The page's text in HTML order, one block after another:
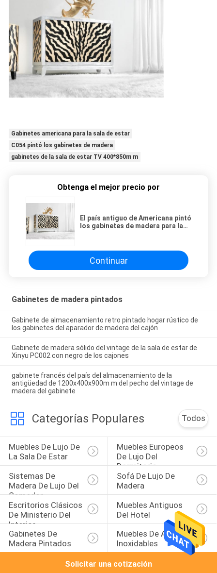
Gabinetes americana para la sala de estar
C054 pintó los gabinetes de madera
gabinetes de la sala de estar TV 400*850m m
Obtenga el mejor precio por
El país antiguo de Americana pintó
los gabinetes de madera para la
Continuar
Gabinetes de madera pintados
Gabinete de almacenamiento retro pintado hogar rústico de
los gabinetes del aparador de madera del cajón
Gabinete de madera sólido del vintage de la sala de estar de
Xinyu PC002 con negro de los cajones
gabinete francés del país del almacenamiento de la
antigüedad de 1200x400x900m m del pecho del vintage de
madera del gabinete
Categorías Populares Todos
Muebles De Lujo De
La Sala De Estar
Muebles Europeos
De Lujo Del
Dormitorio
Sistemas De
Madera De Lujo Del
Comedor
Sofá De Lujo De
Madera
Escritorios Clásicos
De Ministerio Del
Interior
Muebles Antiguos
Del Hotel
Gabinetes De
Madera Pintados
Muebles De Acero
Inoxidables
Solicitar una cotización